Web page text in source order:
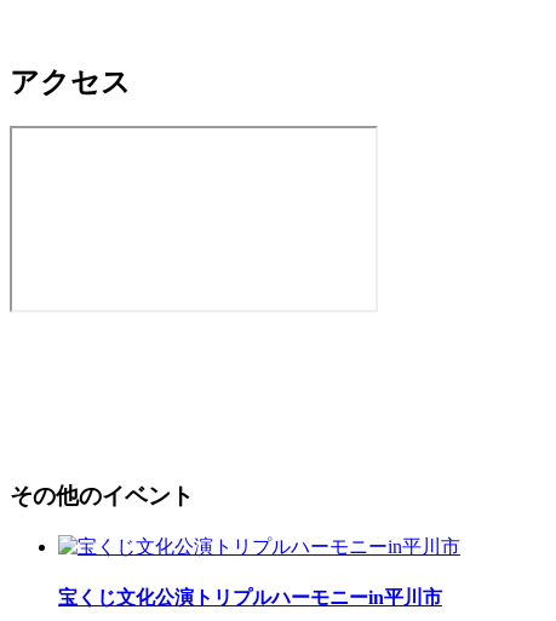
アクセス
その他のイベント
宝くじ文化公演トリプルハーモニーin平川市